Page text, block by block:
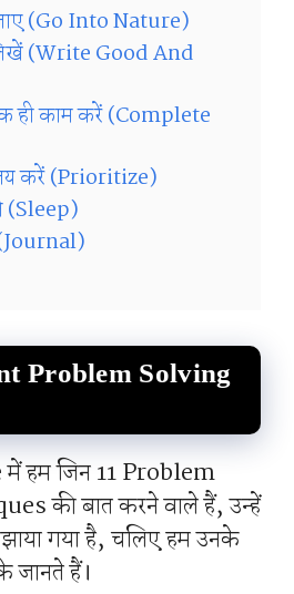
(Go Into Nature)
(Write Good And
ही काम करें (Complete
तय करें (Prioritize)
(Sleep)
Problem Solving
जिन 11 Problem
की बात करने वाले हैं, उन्हें
गया है, चलिए हम उनके
हैं।